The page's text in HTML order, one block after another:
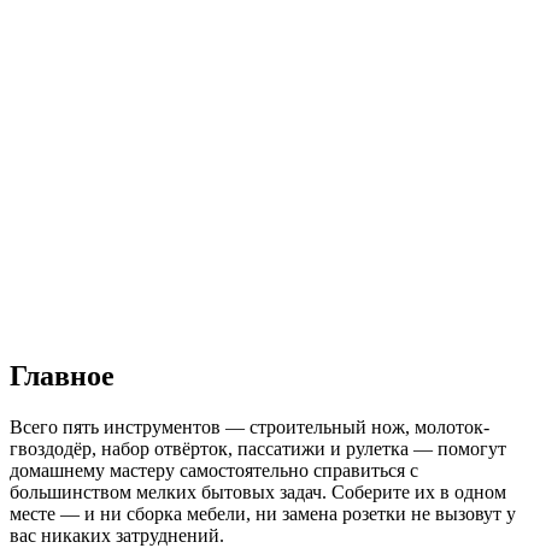
Главное
Всего пять инструментов — строительный нож, молоток-
гвоздодёр, набор отвёрток, пассатижи и рулетка — помогут
домашнему мастеру самостоятельно справиться с
большинством мелких бытовых задач. Соберите их в одном
месте — и ни сборка мебели, ни замена розетки не вызовут у
вас никаких затруднений.